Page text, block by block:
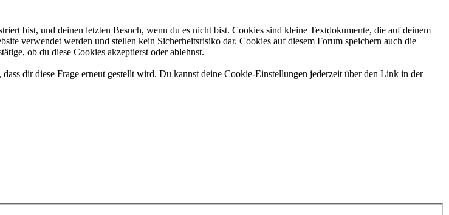
bist, und deinen letzten Besuch, wenn du es nicht bist. Cookies sind kleine Textdokumente, die auf deinem
verwendet werden und stellen kein Sicherheitsrisiko dar. Cookies auf diesem Forum speichern auch die
ob du diese Cookies akzeptierst oder ablehnst.
dir diese Frage erneut gestellt wird. Du kannst deine Cookie-Einstellungen jederzeit über den Link in der